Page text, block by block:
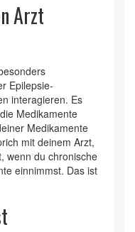
Arzt
Epilepsie-
interagieren. Es
Medikamente
Medikamente
mit deinem Arzt,
wenn du chronische
einnimmst. Das ist